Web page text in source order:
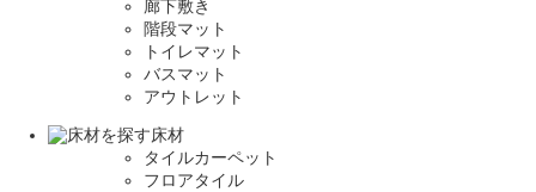
廊下敷き
階段マット
トイレマット
バスマット
アウトレット
床材
タイルカーペット
フロアタイル